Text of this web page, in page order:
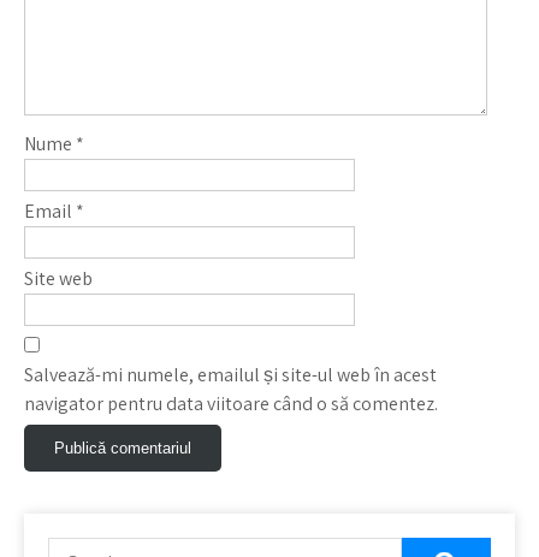
Nume *
Email *
Site web
Salvează-mi numele, emailul și site-ul web în acest
navigator pentru data viitoare când o să comentez.